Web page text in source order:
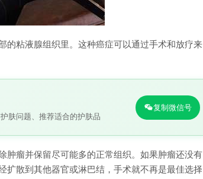
的粘液腺组织里。这种癌症可以通过手术和放疗来
肤问题、推荐适合的护肤品
复制微信号
肿瘤并保留尽可能多的正常组织。如果肿瘤还没有
扩散到其他器官或淋巴结，手术就不再是最佳选择